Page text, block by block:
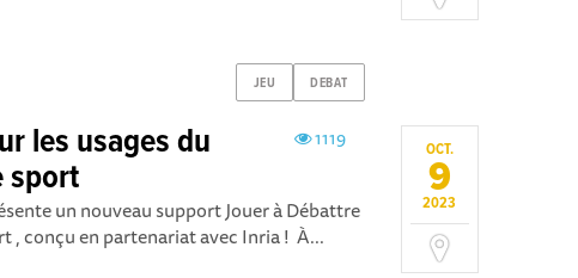
JEU DEBAT
OCT.
9
2023
1119
les usages du
sport
un nouveau support Jouer à Débattre
, conçu en partenariat avec Inria ! À...